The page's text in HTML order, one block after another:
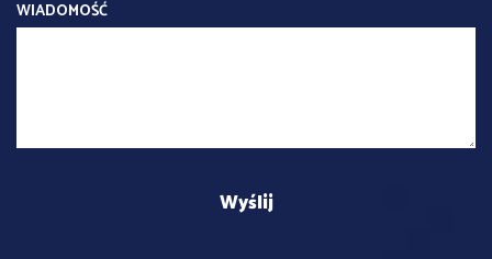
WIADOMOŚĆ